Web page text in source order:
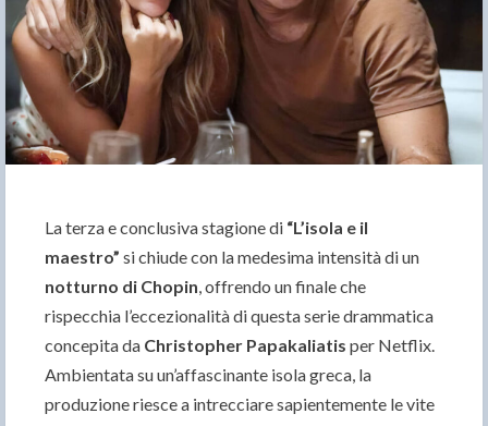
La terza e conclusiva stagione di “L’isola e il
maestro” si chiude con la medesima intensità di un
notturno di Chopin , offrendo un finale che
rispecchia l’eccezionalità di questa serie drammatica
concepita da Christopher Papakaliatis per Netflix.
Ambientata su un’affascinante isola greca, la
produzione riesce a intrecciare sapientemente le vite